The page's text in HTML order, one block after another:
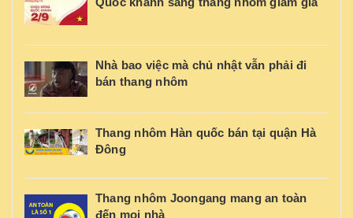
Nhà bao việc mà chủ nhật vẫn phải đi
bán thang nhôm
Thang nhôm Hàn quốc bán tại quận Hà
Đông
Thang nhôm Joongang mang an toàn
đến mọi nhà